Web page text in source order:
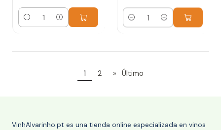
Cantidad Cantidad
1 2 » Último
VinhAlvarinho.pt es una tienda online especializada en vinos